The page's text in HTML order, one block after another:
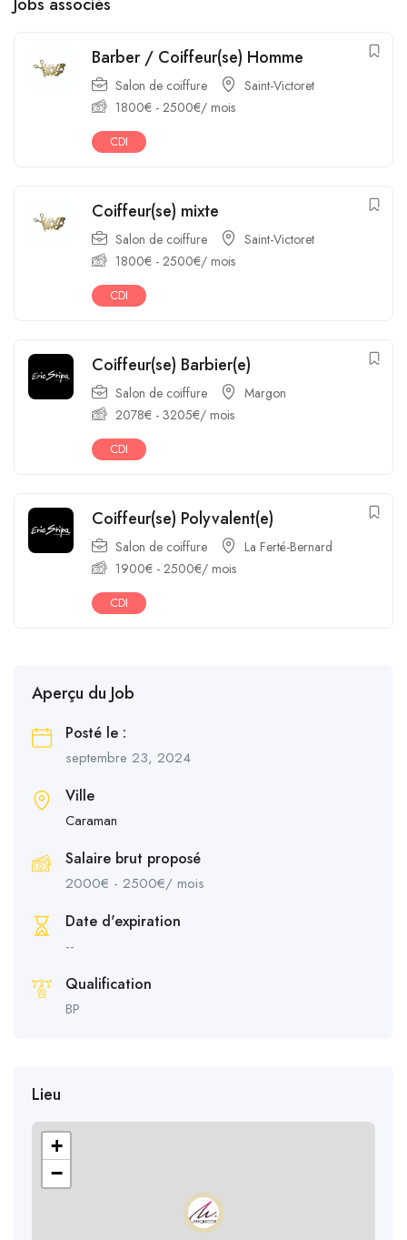
Jobs associés
Barber / Coiffeur(se) Homme
Salon de coiffure
Saint-Victoret
1800€ - 2500€/ mois
CDI
Coiffeur(se) mixte
Salon de coiffure
Saint-Victoret
1800€ - 2500€/ mois
CDI
Coiffeur(se) Barbier(e)
Salon de coiffure
Margon
2078€ - 3205€/ mois
CDI
Coiffeur(se) Polyvalent(e)
Salon de coiffure
La Ferté-Bernard
1900€ - 2500€/ mois
CDI
Aperçu du Job
Posté le :
septembre 23, 2024
Ville
Caraman
Salaire brut proposé
2000€ - 2500€/ mois
Date d'expiration
--
Qualification
BP
Lieu
+
−